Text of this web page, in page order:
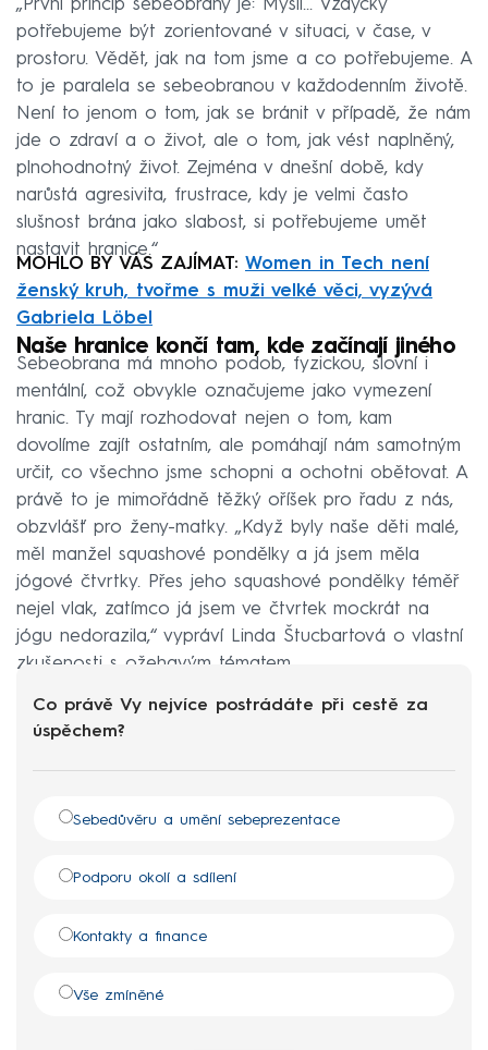
„První princip sebeobrany je: Mysli... Vždycky
potřebujeme být zorientované v situaci, v čase, v
prostoru. Vědět, jak na tom jsme a co potřebujeme. A
to je paralela se sebeobranou v každodenním životě.
Není to jenom o tom, jak se bránit v případě, že nám
jde o zdraví a o život, ale o tom, jak vést naplněný,
plnohodnotný život. Zejména v dnešní době, kdy
narůstá agresivita, frustrace, kdy je velmi často
slušnost brána jako slabost, si potřebujeme umět
nastavit hranice.“
MOHLO BY VÁS ZAJÍMAT: Women in Tech není
ženský kruh, tvořme s muži velké věci, vyzývá
Gabriela Löbel
Naše hranice končí tam, kde začínají jiného
Sebeobrana má mnoho podob, fyzickou, slovní i
mentální, což obvykle označujeme jako vymezení
hranic. Ty mají rozhodovat nejen o tom, kam
dovolíme zajít ostatním, ale pomáhají nám samotným
určit, co všechno jsme schopni a ochotni obětovat. A
právě to je mimořádně těžký oříšek pro řadu z nás,
obzvlášť pro ženy-matky. „Když byly naše děti malé,
měl manžel squashové pondělky a já jsem měla
jógové čtvrtky. Přes jeho squashové pondělky téměř
nejel vlak, zatímco já jsem ve čtvrtek mockrát na
jógu nedorazila,“ vypráví Linda Štucbartová o vlastní
zkušenosti s ožehavým tématem.
Co právě Vy nejvíce postrádáte při cestě za
úspěchem?
Sebedůvěru a umění sebeprezentace
Podporu okolí a sdílení
Kontakty a finance
Vše zmíněné